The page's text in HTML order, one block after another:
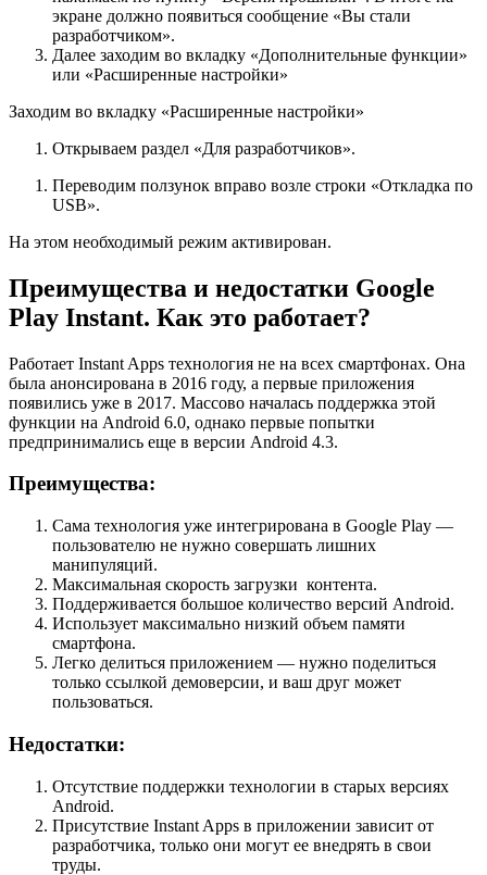
экране должно появиться сообщение «Вы стали
разработчиком».
Далее заходим во вкладку «Дополнительные функции»
или «Расширенные настройки»
Заходим во вкладку «Расширенные настройки»
Открываем раздел «Для разработчиков».
Переводим ползунок вправо возле строки «Откладка по
USB».
На этом необходимый режим активирован.
Преимущества и недостатки Google
Play Instant. Как это работает?
Работает Instant Apps технология не на всех смартфонах. Она
была анонсирована в 2016 году, а первые приложения
появились уже в 2017. Массово началась поддержка этой
функции на Android 6.0, однако первые попытки
предпринимались еще в версии Android 4.3.
Преимущества:
Сама технология уже интегрирована в Google Play —
пользователю не нужно совершать лишних
манипуляций.
Максимальная скорость загрузки контента.
Поддерживается большое количество версий Android.
Использует максимально низкий объем памяти
смартфона.
Легко делиться приложением — нужно поделиться
только ссылкой демоверсии, и ваш друг может
пользоваться.
Недостатки:
Отсутствие поддержки технологии в старых версиях
Android.
Присутствие Instant Apps в приложении зависит от
разработчика, только они могут ее внедрять в свои
труды.